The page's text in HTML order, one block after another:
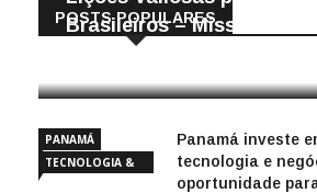
POSTS POPULARES
Brasileiros – Missão de
PANAMÁ
TECNOLOGIA &
Panamá investe
tecnologia e
oportunidade